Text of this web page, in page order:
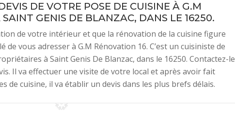
DE VOTRE POSE DE CUISINE À G.M
GENIS DE BLANZAC, DANS LE 16250.
de votre intérieur et que la rénovation de la cuisine figure
de vous adresser à G.M Rénovation 16. C’est un cuisiniste de
à Saint Genis De Blanzac, dans le 16250. Contactez-le
Il va effectuer une visite de votre local et après avoir fait
de cuisine, il va établir un devis dans les plus brefs délais.